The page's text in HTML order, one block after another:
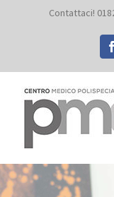
Contattaci!